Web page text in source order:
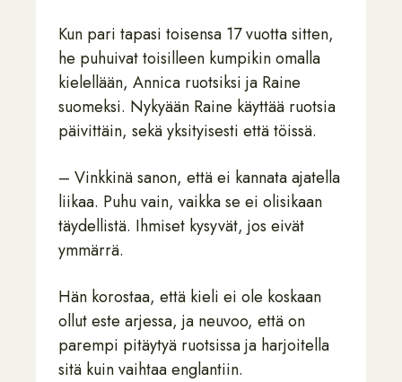
Kun pari tapasi toisensa 17 vuotta sitten,
he puhuivat toisilleen kumpikin omalla
kielellään, Annica ruotsiksi ja Raine
suomeksi. Nykyään Raine käyttää ruotsia
päivittäin, sekä yksityisesti että töissä.
– Vinkkinä sanon, että ei kannata ajatella
liikaa. Puhu vain, vaikka se ei olisikaan
täydellistä. Ihmiset kysyvät, jos eivät
ymmärrä.
Hän korostaa, että kieli ei ole koskaan
ollut este arjessa, ja neuvoo, että on
parempi pitäytyä ruotsissa ja harjoitella
sitä kuin vaihtaa englantiin.